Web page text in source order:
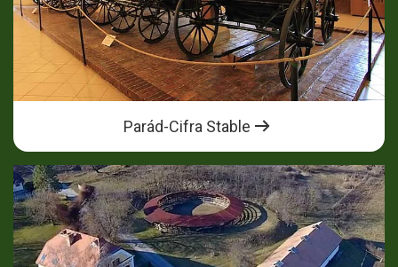
Parád-Cifra Stable